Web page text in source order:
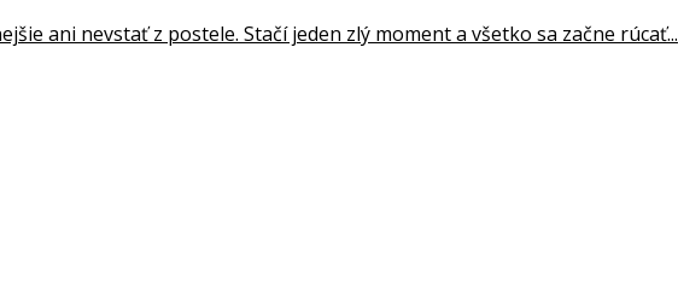
ani nevstať z postele. Stačí jeden zlý moment a všetko sa začne rúcať...